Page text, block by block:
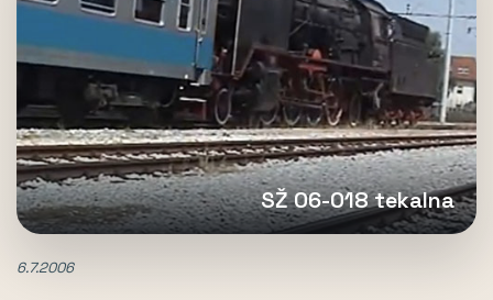
SŽ 06-018 tekalna
6.7.2006